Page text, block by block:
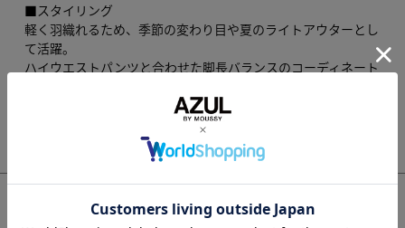
■スタイリング
軽く羽織れるため、季節の変わり目や夏のライトアウターとし
て活躍。
ハイウエストパンツと合わせた脚長バランスのコーディネート
タンクトップ＋ワイドパンツと合わせた、大人のリラックスス
タイルにもマッチします。
■生地
サラッとした肌触りで軽やかなリネン混素材を使用。
もっと見る
アイテムサイズ